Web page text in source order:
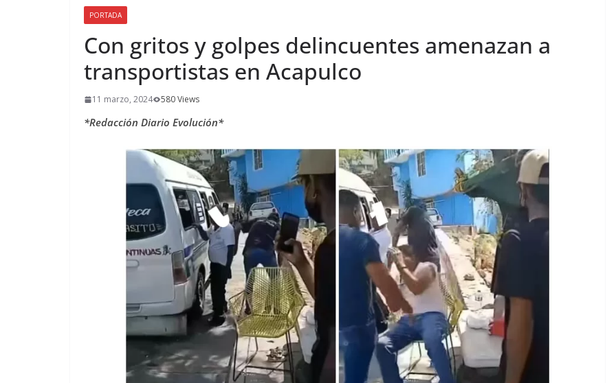
PORTADA
Con gritos y golpes delincuentes amenazan a
transportistas en Acapulco
11 marzo, 2024 580 Views
*Redacción Diario Evolución*